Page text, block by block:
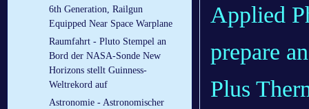
6th Generation, Railgun
Equipped Near Space Warplane
Raumfahrt - Pluto Stempel an
Bord der NASA-Sonde New
Horizons stellt Guinness-
Weltrekord auf
Astronomie - Astronomischer
Applied
prepare
Plus